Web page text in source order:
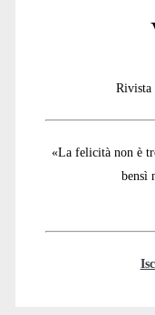
Rivista
«La felicità non è
bensì